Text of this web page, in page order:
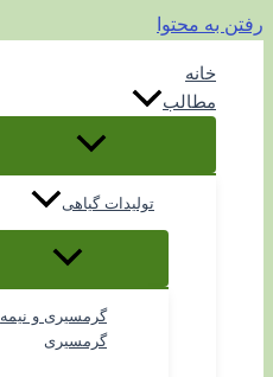
رفتن به محتوا
خانه
مطالب
تولیدات گیاهی
گرمسیری و نیمه
گرمسیری